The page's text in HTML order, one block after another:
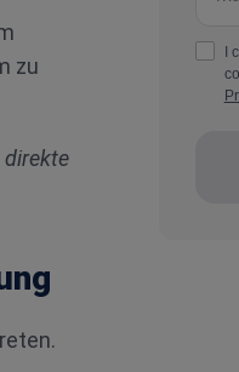
zu
direkte
I